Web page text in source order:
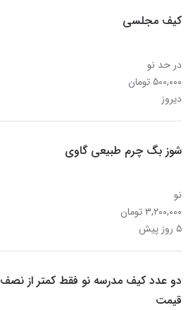
کیف مجلسی
در حد نو
۵۰۰,۰۰۰ تومان
دیروز
شوز بگ چرم طبیعی گاوی
نو
۳,۲۰۰,۰۰۰ تومان
۵ روز پیش
دو عدد کیف مدرسه نو فقط کمتر از نصف
قیمت